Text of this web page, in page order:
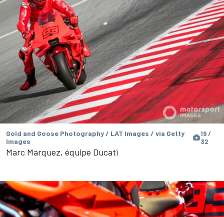
Gold and Goose Photography / LAT Images / via Getty
Images
19 /
32
Marc Marquez, équipe Ducati